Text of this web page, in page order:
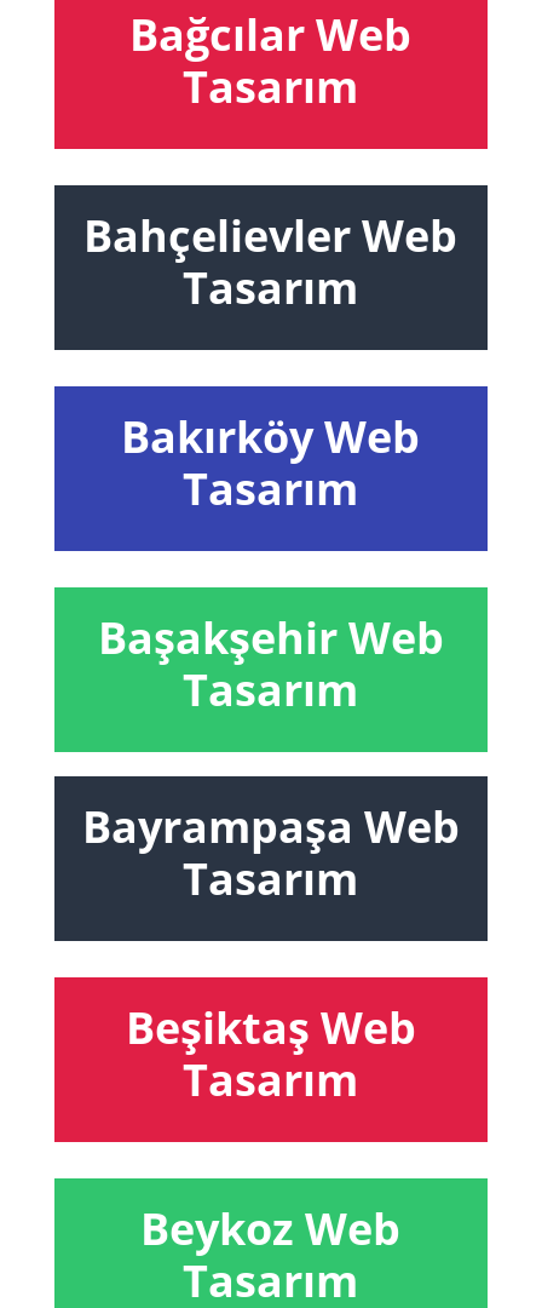
Bağcılar Web
Tasarım
Bahçelievler Web
Tasarım
Bakırköy Web
Tasarım
Başakşehir Web
Tasarım
Bayrampaşa Web
Tasarım
Beşiktaş Web
Tasarım
Beykoz Web
Tasarım